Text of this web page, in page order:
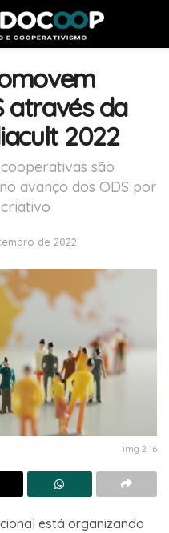
através da
2022
são
avanço dos ODS por
de 2022
img 2 16
está organizando